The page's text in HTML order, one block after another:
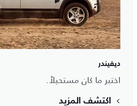
ديفيندر
اختبر ما كان مستحيلاً.
اكتشف المزيد